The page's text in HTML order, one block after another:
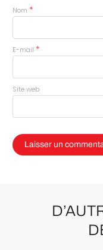
Nom *
E-mail *
Site web